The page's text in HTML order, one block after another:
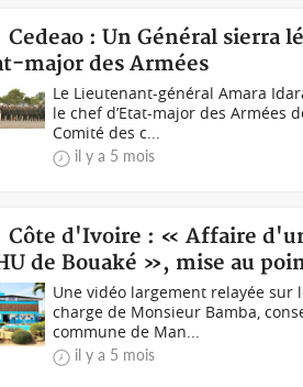
Cedeao : Un Général sierra
major des Armées
Le Lieutenant-général Amara
le chef d’Etat-major des Armées
Comité des c...
il y a 5 mois
Côte d'Ivoire : « Affaire
de Bouaké », mise au
Une vidéo largement relayée sur
charge de Monsieur Bamba,
commune de Man...
il y a 5 mois